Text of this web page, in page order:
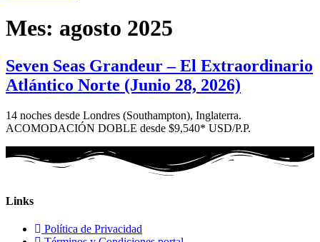
Mes: agosto 2025
Seven Seas Grandeur – El Extraordinario
Atlántico Norte (Junio 28, 2026)
14 noches desde Londres (Southampton), Inglaterra.
ACOMODACIÓN DOBLE desde $9,540* USD/P.P.
Links
Política de Privacidad